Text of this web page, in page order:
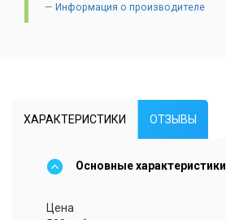
Информация о производителе
ХАРАКТЕРИСТИКИ ОТЗЫВЫ
Основные характеристики
Цена